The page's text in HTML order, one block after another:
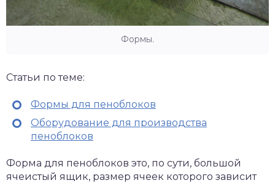
Формы.
Статьи по теме:
Формы для пеноблоков
Оборудование для производства
пеноблоков
Форма для пеноблоков это, по сути, большой
ячеистый ящик, размер ячеек которого зависит